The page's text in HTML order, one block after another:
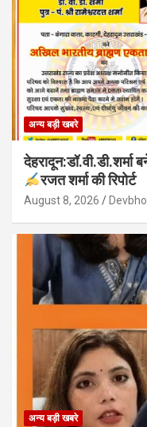
अन्य बड़ी खबरे
रजत शर्मा की रिपोर्ट
August 8, 2026
अन्य बड़ी खबरे